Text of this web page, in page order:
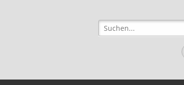
Suchen
nach: